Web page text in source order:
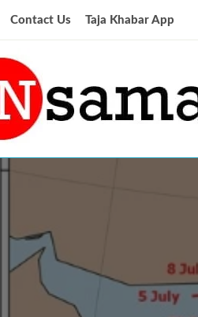
Contact Us Taja Khabar App
खबर